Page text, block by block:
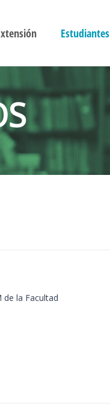
Estudiantes
de la Facultad